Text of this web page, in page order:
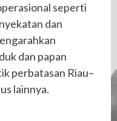
seperti
dan
dan papan
perbatasan Riau–
lainnya.